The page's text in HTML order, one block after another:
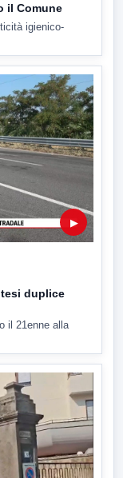
il Comune
igienico-
▶
duplice
il 21enne alla